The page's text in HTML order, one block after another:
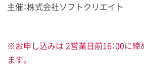
主催：株式会社ソフトクリエイト
※お申し込みは 2営業日前16：00に
ます。